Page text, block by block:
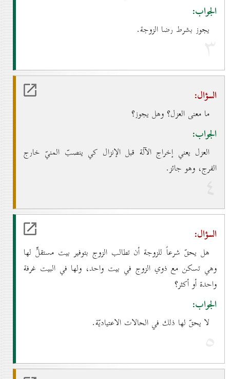
الجواب:
يجوز بشرط رضا الزوجة.
۳
السؤال:
ما معنى العزل؟ وهل يجوز؟
الجواب:
العزل يعني إخراج الآلة قبل الإنزال كي ينصبّ المنيّ خارج
الفرج، وهو جائز.
٤
السؤال:
هل يحقّ شرعاً للزوجة أن تطالب الزوج بتوفير بيت مستقلٍّ لها
وهي تسكن مع ذوي الزوج في بيت واحد، ولها في البيت غرفة
واحدة أو أكثر؟
الجواب:
لا يحقّ لها ذلك في الحالات الاعتياديّة.
٥